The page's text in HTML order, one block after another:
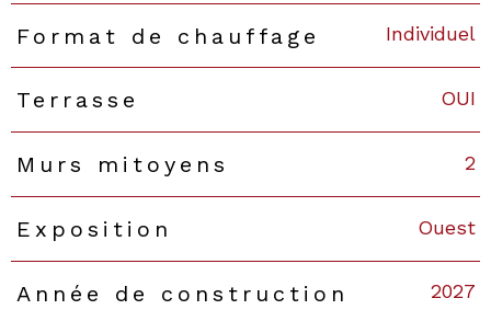
Format de chauffage Individuel
Terrasse OUI
Murs mitoyens 2
Exposition Ouest
Année de construction 2027